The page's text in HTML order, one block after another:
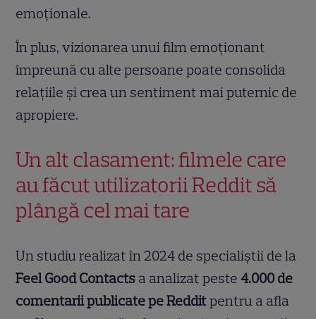
emoționale.
În plus, vizionarea unui film emoționant
împreună cu alte persoane poate consolida
relațiile și crea un sentiment mai puternic de
apropiere.
Un alt clasament: filmele care
au făcut utilizatorii Reddit să
plângă cel mai tare
Un studiu realizat în 2024 de specialiștii de la
Feel Good Contacts a analizat peste 4.000 de
comentarii publicate pe Redditpentru a afla